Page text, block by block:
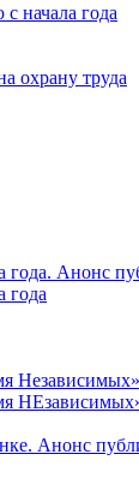
начала года
охрану труда
года. Анонс
года
Анонс